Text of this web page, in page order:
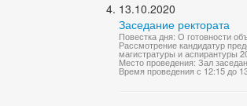
13.10.2020
Заседание ректората
Повестка дня: О готовности
Рассмотрение кандидатур
магистратуры и аспирантуры
Место проведения: Зал
Время проведения с 12:15 до